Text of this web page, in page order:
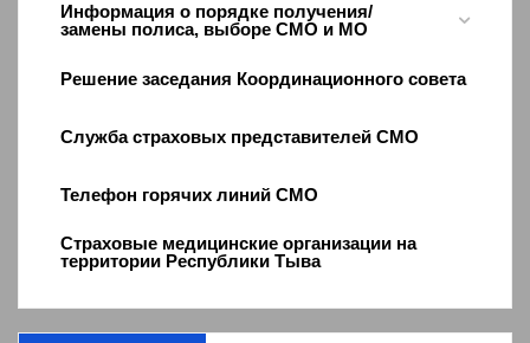
Информация о порядке получения/
замены полиса, выборе СМО и МО
Решение заседания Координационного совета
Служба страховых представителей СМО
Телефон горячих линий СМО
Страховые медицинские организации на
территории Республики Тыва